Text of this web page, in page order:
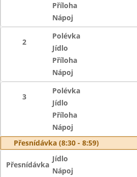
Příloha
Nápoj
2
Polévka
Jídlo
Příloha
Nápoj
3
Polévka
Jídlo
Příloha
Nápoj
Přesnídávka (8:30 - 8:59)
Přesnídávka
Jídlo
Nápoj